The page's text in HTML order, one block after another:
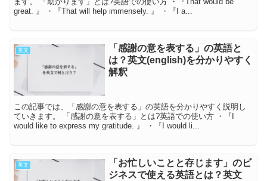
great. 』 ・『That will help immensely. 』 ・『I a...
英文
「感謝の意を表する」の英語と
は？英文(english)を分かりやすく
解釈
この記事では、「感謝の意を表する」の英語を分かりやすく説明し
ていきます。 「感謝の意を表する」とは?英語での使い方 ・『I
would like to express my gratitude. 』 ・『I would li...
英文
「お忙しいことと存じます」のビ
ジネスで使える英語とは？英文